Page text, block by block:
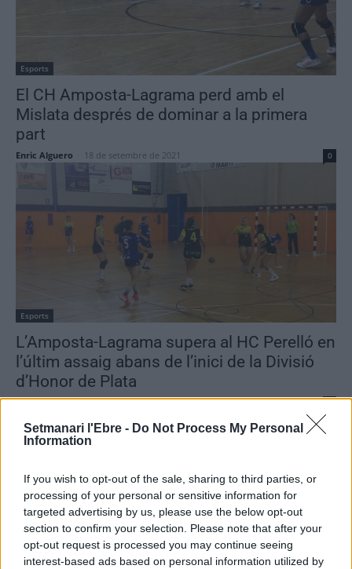
Setmanari l'Ebre - Do Not Process My Personal
Information
If you wish to opt-out of the sale, sharing to third parties, or
processing of your personal or sensitive information for
targeted advertising by us, please use the below opt-out
section to confirm your selection. Please note that after your
opt-out request is processed you may continue seeing
interest-based ads based on personal information utilized by
Esports
El CH Amposta-Lagrama perd amb el
Mislata després de dominar a la primera
part
Enric Alguero 18 de setembre de 2021 0
Esports
L’Amposta-Lagrama supera al HC Perelló en
l’últim assaig abans de l’inici de la Divisió
d’Honor de Plata
Enric Alguero - 14 de setembre de 2021 0
Esports